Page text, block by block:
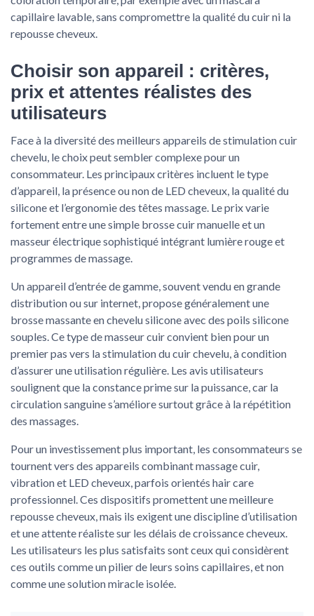
capillaire lavable, sans compromettre la qualité du cuir ni la
repousse cheveux.
Choisir son appareil : critères,
prix et attentes réalistes des
utilisateurs
Face à la diversité des meilleurs appareils de stimulation cuir
chevelu, le choix peut sembler complexe pour un
consommateur. Les principaux critères incluent le type
d’appareil, la présence ou non de LED cheveux, la qualité du
silicone et l’ergonomie des têtes massage. Le prix varie
fortement entre une simple brosse cuir manuelle et un
masseur électrique sophistiqué intégrant lumière rouge et
programmes de massage.
Un appareil d’entrée de gamme, souvent vendu en grande
distribution ou sur internet, propose généralement une
brosse massante en chevelu silicone avec des poils silicone
souples. Ce type de masseur cuir convient bien pour un
premier pas vers la stimulation du cuir chevelu, à condition
d’assurer une utilisation régulière. Les avis utilisateurs
soulignent que la constance prime sur la puissance, car la
circulation sanguine s’améliore surtout grâce à la répétition
des massages.
Pour un investissement plus important, les consommateurs se
tournent vers des appareils combinant massage cuir,
vibration et LED cheveux, parfois orientés hair care
professionnel. Ces dispositifs promettent une meilleure
repousse cheveux, mais ils exigent une discipline d’utilisation
et une attente réaliste sur les délais de croissance cheveux.
Les utilisateurs les plus satisfaits sont ceux qui considèrent
ces outils comme un pilier de leurs soins capillaires, et non
comme une solution miracle isolée.